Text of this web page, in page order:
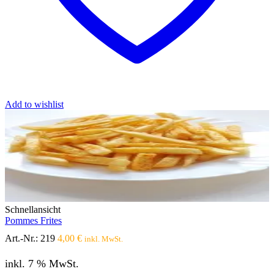
Add to wishlist
Schnellansicht
Pommes Frites
Art.-Nr.: 219 4,00 € inkl. MwSt.
inkl. 7 % MwSt.